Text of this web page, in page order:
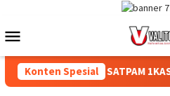
konten
Mobile
Konten Spesial‎SATPAM 1KAS